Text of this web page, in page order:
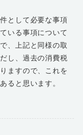
として必要な事項
いる事項について
、上記と同様の取
し、過去の消費税
ますので、これを
ると思います。